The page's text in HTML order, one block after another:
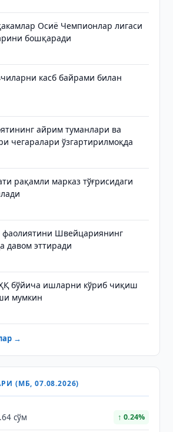
Осиё Чемпионлар лигаси
бошқаради
касб байрами билан
айрим туманлари ва
чегаралари ўзгартирилмоқда
рақамли марказ тўғрисидаги
фаолиятини Швейцариянинг
давом эттиради
бўйича ишларни кўриб чиқиш
мумкин
→
(МБ, 07.08.2026)
сўм ↑ 0.24%